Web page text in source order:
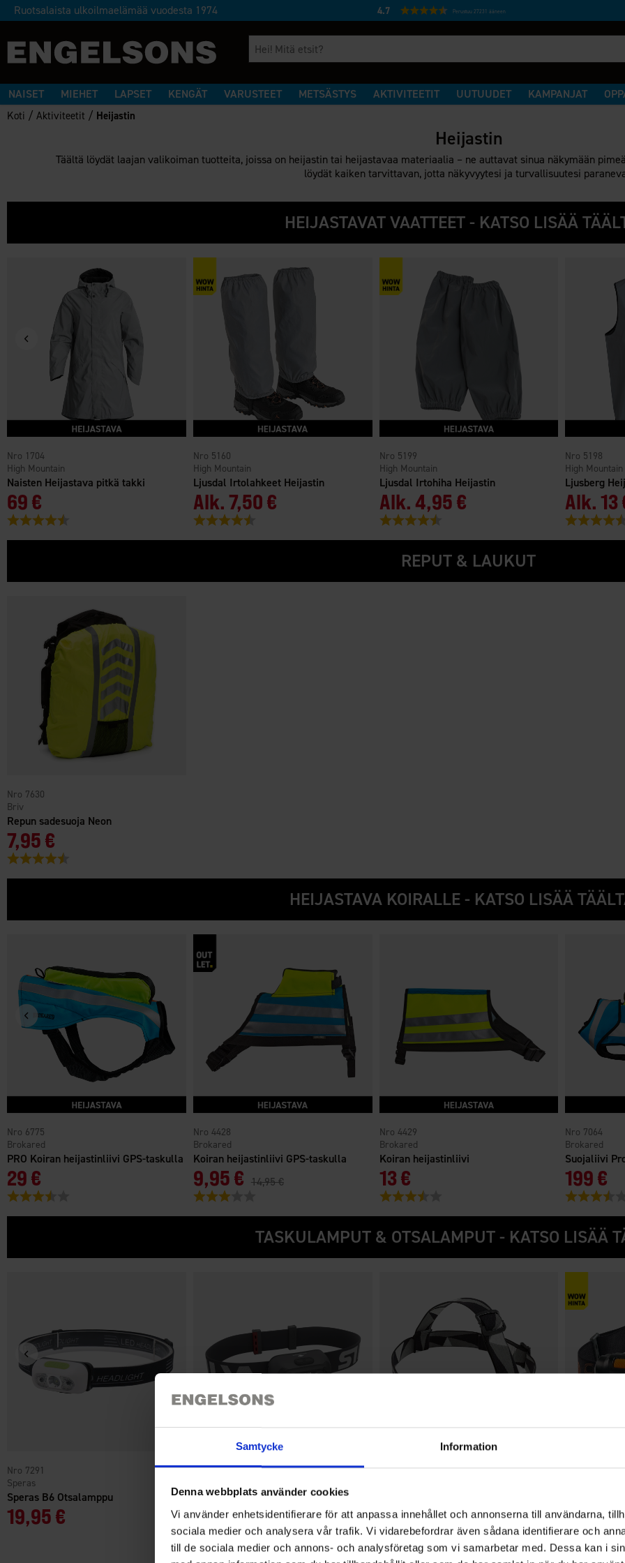
Samtycke Information
Denna webbplats använder cookies
Vi använder enhetsidentifierare för att anpassa innehållet och annonserna till användarna,
sociala medier och analysera vår trafik. Vi vidarebefordrar även sådana identifierare och
till de sociala medier och annons- och analysföretag som vi samarbetar med. Dessa kan i
Ruotsalaista ulkoilmaelämää vuodesta 1974 4.7 Perustuu 27231 ääneen
NAISET MIEHET LAPSET KENGÄT VARUSTEET METSÄSTYS AKTIVITEETIT UUTUUDET KAMPANJAT
Koti /Aktiviteetit / Heijastin
Heijastin
Täältä löydät laajan valikoiman tuotteita, joissa on heijastin tai heijastavaa materiaalia – ne auttavat sinua näkymään
löydät kaiken tarvittavan, jotta näkyvyytesi ja turvallisuutesi
HEIJASTAVAT VAATTEET - KATSO LISÄÄ
Naisten Heijastava pitkä takki
High Mountain
1704
69 €
Arvio:
Ljusdal Irtolahkeet Heijastin
High Mountain
5160
Alk. 7,50 €
Arvio:
Ljusdal Irtohiha Heijastin
High Mountain
5199
Alk. 4,95 €
Arvio:
Ljusberg
High Mountain
5198
Alk. 13
Arvio:
REPUT & LAUKUT
Repun sadesuoja Neon
Briv
7630
7,95 €
Arvio:
HEIJASTAVA KOIRALLE - KATSO LISÄÄ
PRO Koiran heijastinliivi GPS-taskulla
Brokared
6775
29 €
Arvio:
Koiran heijastinliivi GPS-taskulla
Brokared
4428
9,95 € 14,95 €
Arvio:
Koiran heijastinliivi
Brokared
4429
13 €
Arvio:
Suojaliivi
Brokared
7064
199 €
Arvio:
TASKULAMPUT & OTSALAMPUT - KATSO LISÄÄ
Speras B6 Otsalamppu
Speras
7291
19,95 €
Silva Seek 420 Mountain Mist
6184
29 €
Arvio: 4.6 5:sta tähdestä
5325
35 €
Arvio: 4.5 5:sta tähdestä
5324
Alk.
Arvio: